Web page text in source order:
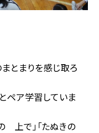
とまりを感じ取ろ
ペア学習していま
上で」「たぬきの